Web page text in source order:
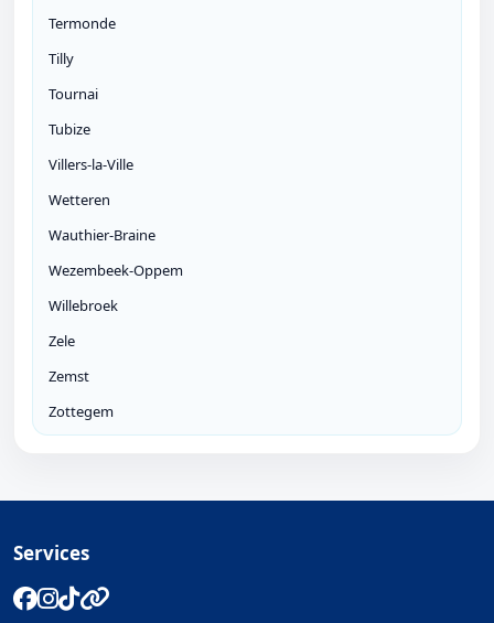
Termonde
Tilly
Tournai
Tubize
Villers-la-Ville
Wetteren
Wauthier-Braine
Wezembeek-Oppem
Willebroek
Zele
Zemst
Zottegem
Services